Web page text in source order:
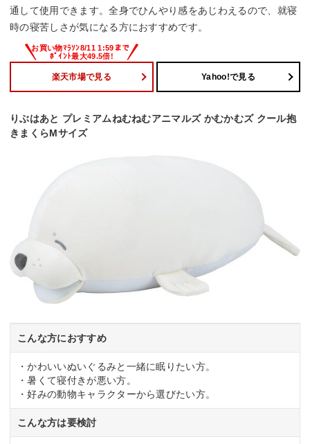
通して使用できます。全身でひんやり感をあじわえるので、就寝
時の寝苦しさが気になる方におすすめです。
楽天市場で見る Yahoo!で見る
りぶはあと プレミアムねむねむアニマルズ かむかむズ クール抱
きまくらMサイズ
こんな方におすすめ
・かわいいぬいぐるみと一緒に眠りたい方。
・暑くて寝付きが悪い方。
・好みの動物キャラクターから選びたい方。
こんな方は要検討